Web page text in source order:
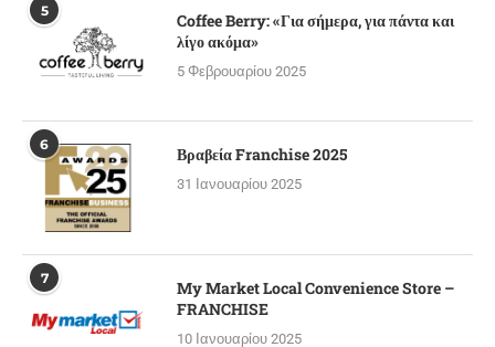
5
Coffee Berry: «Για σήμερα, για πάντα και
λίγο ακόμα»
5 Φεβρουαρίου 2025
6 Βραβεία Franchise 2025
31 Ιανουαρίου 2025
7
My Market Local Convenience Store –
FRANCHISE
10 Ιανουαρίου 2025